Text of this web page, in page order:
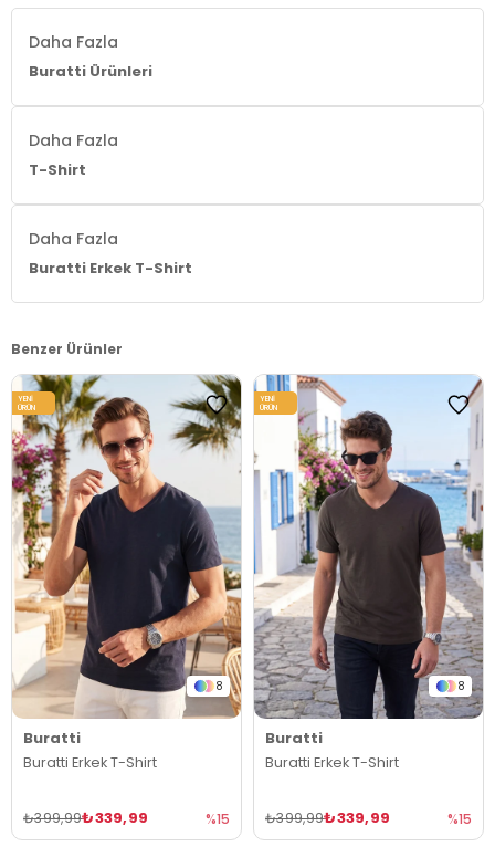
Daha Fazla
Buratti Ürünleri
Daha Fazla
T-Shirt
Daha Fazla
Buratti Erkek T-Shirt
Benzer Ürünler
8
Buratti
Buratti Erkek T-Shirt
₺339,99
₺399,99 %15
YENI
ÜRÜN
8
Buratti
Buratti Erkek T-Shirt
₺339,99
₺399,99 %15
YENI
ÜRÜN